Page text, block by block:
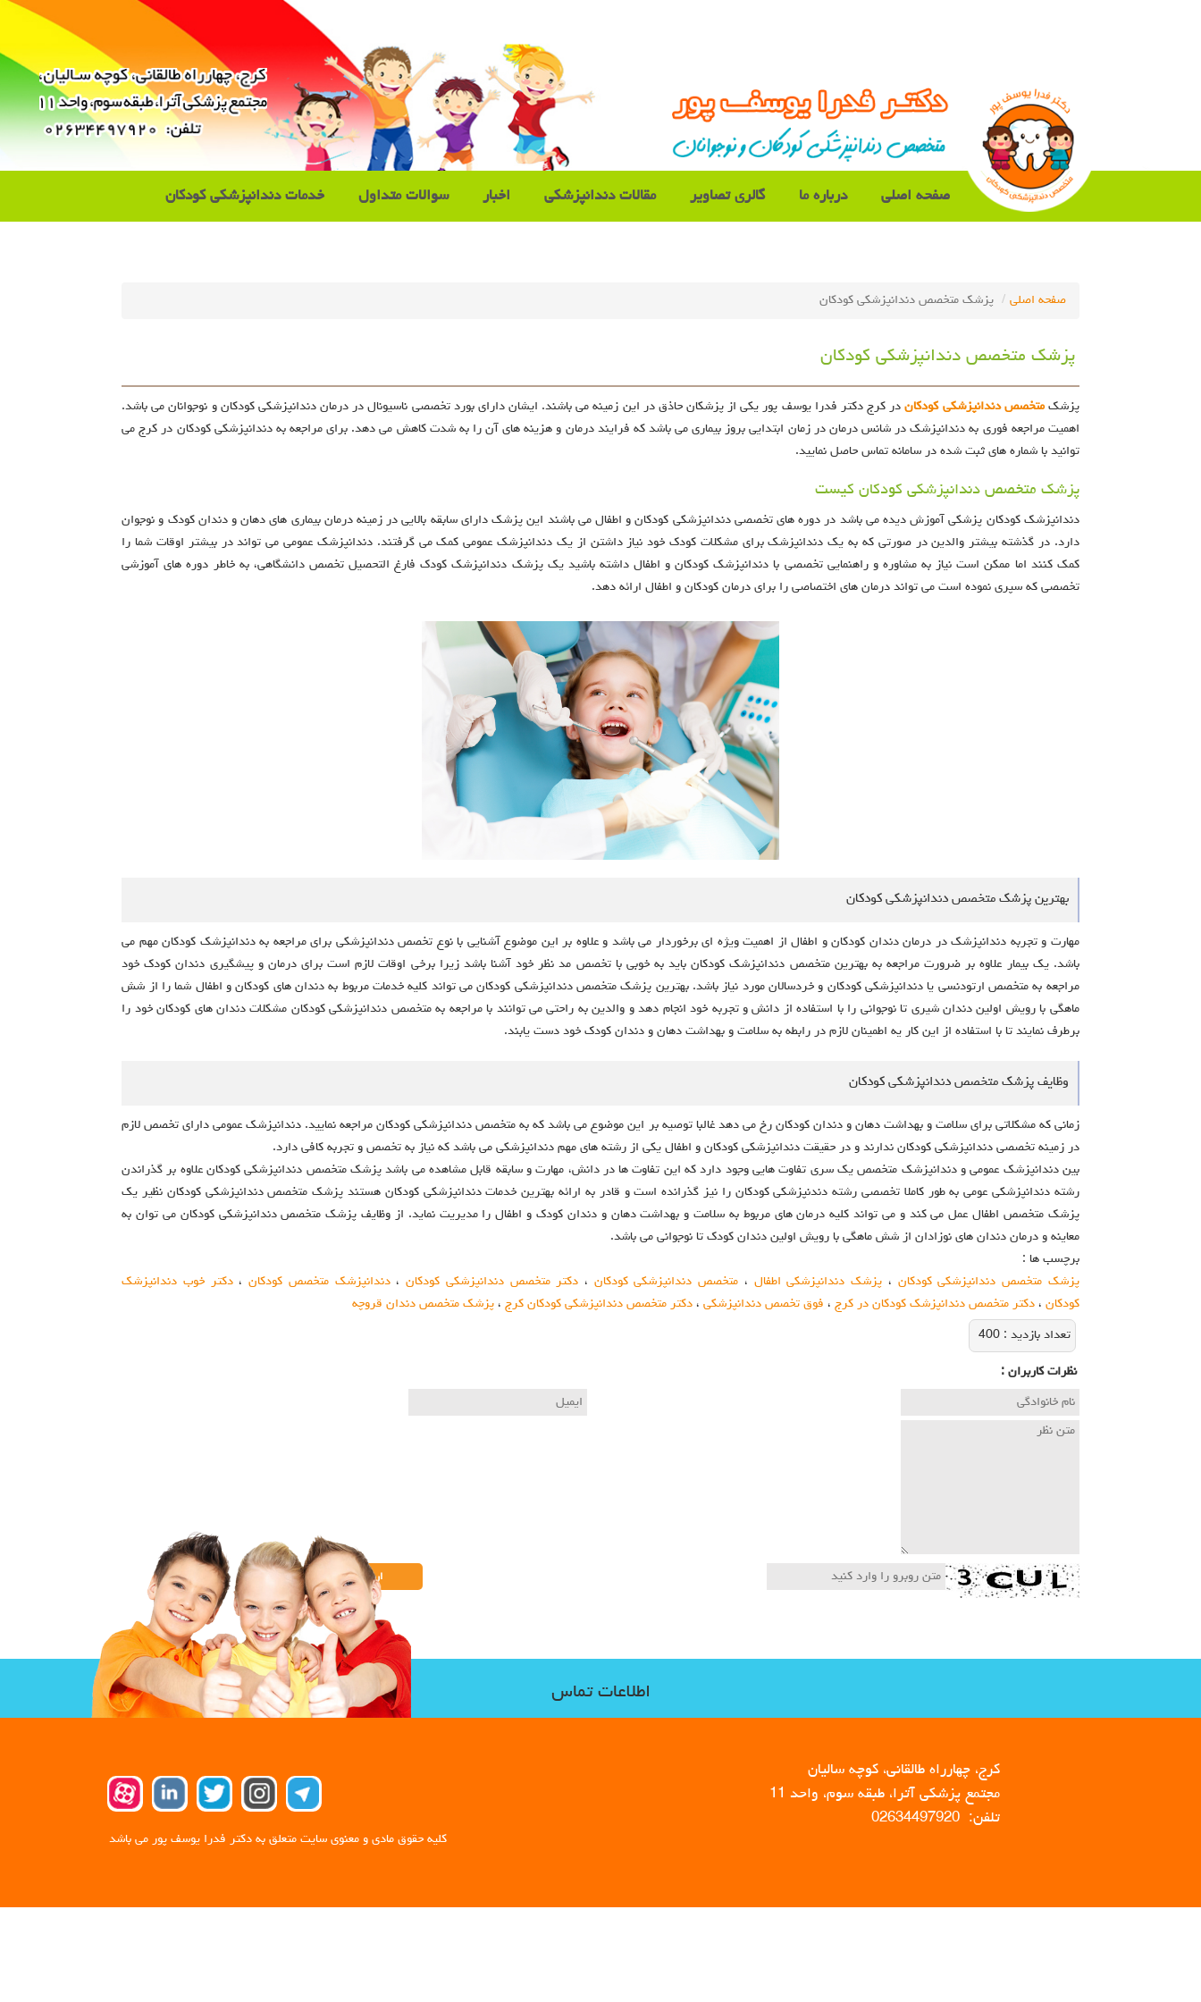
صفحه اصلی درباره ما گالری تصاویر مقالات دندانپزشکی اخبار سوالات متداول خدمات دندانپزشکی کودکان
صفحه اصلی پزشک متخصص دندانپزشکی کودکان
پزشک متخصص دندانپزشکی کودکان
پزشکمتخصص دندانپزشکی کودکاندر کرج دکتر فدرا یوسف پور یکی از پزشکان حاذق در این زمینه می باشند. ایشان دارای بورد تخصصی ناسیونال در درمان دندانپزشکی کودکان و نوجوانان می باشد.
اهمیت مراجعه فوری به دندانپزشک در شانس درمان در زمان ابتدایی بروز بیماری می باشد که فرایند درمان و هزینه های آن را به شدت کاهش می دهد. برای مراجعه به دندانپزشکی کودکان در کرج می
توانید با شماره های ثبت شده در سامانه تماس حاصل نمایید.
پزشک متخصص دندانپزشکی کودکان کیست
دندانپزشک کودکان پزشکی آموزش دیده می باشد در دوره های تخصصی دندانپزشکی کودکان و اطفال می باشند این پزشک دارای سابقه بالایی در زمینه درمان بیماری های دهان و دندان کودک و نوجوان
دارد. در گذشته بیشتر والدین در صورتی که به یک دندانپزشک برای مشکلات کودک خود نیاز داشتن از یک دندانپزشک عمومی کمک می گرفتند. دندانپزشک عمومی می تواند در بیشتر اوقات شما را
کمک کنند اما ممکن است نیاز به مشاوره و راهنمایی تخصصی با دندانپزشک کودکان و اطفال داشته باشید یک پزشک دندانپزشک کودک فارغ التحصیل تخصص دانشگاهی، به خاطر دوره های آموزشی
تخصصی که سپری نموده است می تواند درمان های اختصاصی را برای درمان کودکان و اطفال ارائه دهد.
بهترین پزشک متخصص دندانپزشکی کودکان
مهارت و تجربه دندانپزشک در درمان دندان کودکان و اطفال از اهمیت ویژه ای برخوردار می باشد و علاوه بر این موضوع آشنایی با نوع تخصص دندانپزشکی برای مراجعه به دندانپزشک کودکان مهم می
باشد. یک بیمار علاوه بر ضرورت مراجعه به بهترین متخصص دندانپزشک کودکان باید به خوبی با تخصص مد نظر خود آشنا باشد زیرا برخی اوقات لازم است برای درمان و پیشگیری دندان کودک خود
مراجعه به متخصص ارتودنسی یا دندانپزشکی کودکان و خردسالان مورد نیاز باشد. بهترین پزشک متخصص دندانپزشکی کودکان می تواند کلیه خدمات مربوط به دندان های کودکان و اطفال شما را از شش
ماهگی با رویش اولین دندان شیری تا نوجوانی را با استفاده از دانش و تجربه خود انجام دهد و والدین به راحتی می توانند با مراجعه به متخصص دندانپزشکی کودکان مشکلات دندان های کودکان خود را
برطرف نمایند تا با استفاده از این کار یه اطمینان لازم در رابطه به سلامت و بهداشت دهان و دندان کودک خود دست یابند.
وظایف پزشک متخصص دندانپزشکی کودکان
زمانی که مشکلاتی برای سلامت و بهداشت دهان و دندان کودکان رخ می دهد غالبا توصیه بر این موضوع می باشد که به متخصص دندانپزشکی کودکان مراجعه نمایید. دندانپزشک عمومی دارای تخصص لازم
در زمینه تخصصی دندانپزشکی کودکان ندارند و در حقیقت دندانپزشکی کودکان و اطفال یکی از رشته های مهم دندانپزشکی می باشد که نیاز به تخصص و تجربه کافی دارد.
بین دندانپزشک عمومی و دندانپزشک متخصص یک سری تفاوت هایی وجود دارد که این تفاوت ها در دانش، مهارت و سابقه قابل مشاهده می باشد پزشک متخصص دندانپزشکی کودکان علاوه بر گذراندن
رشته دندانپزشکی عومی به طور کاملا تخصصی رشته دندنپزشکی کودکان را نیز گذرانده است و قادر به ارائه بهترین خدمات دندانپزشکی کودکان هستند پزشک متخصص دندانپزشکی کودکان نظیر یک
پزشک متخصص اطفال عمل می کند و می تواند کلیه درمان های مربوط به سلامت و بهداشت دهان و دندان کودک و اطفال را مدیریت نماید. از وظایف پزشک متخصص دندانپزشکی کودکان می توان به
معاینه و درمان دندان های نوزادان از شش ماهگی با رویش اولین دندان کودک تا نوجوانی می باشد.
برچسب ها :
پزشک متخصص دندانپزشکی کودکان ، پزشک دندانپزشکی اطفال ، متخصص دندانپزشكي كودكان ، دکتر متخصص دندانپزشکی کودکان،دندانپزشک متخصص کودکان،دکتر خوب دندانپزشک
کودکان ،دکتر متخصص دندانپزشک کودکان در کرج ، فوق تخصص دندانپزشکی ،دکتر متخصص دندانپزشکی کودکان کرج ،پزشک متخصص دندان قروچه
تعداد بازديد :400
نظرات كاربران :
اطلاعات تماس
کرج، چهارراه طالقانی، کوچه سالیان
مجتمع پزشکی آترا، طبقه سوم، واحد 11
تلفن: 02634497920
کلیه حقوق مادی و معنوی سایت متعلق به دکتر فدرا یوسف پور می باشد